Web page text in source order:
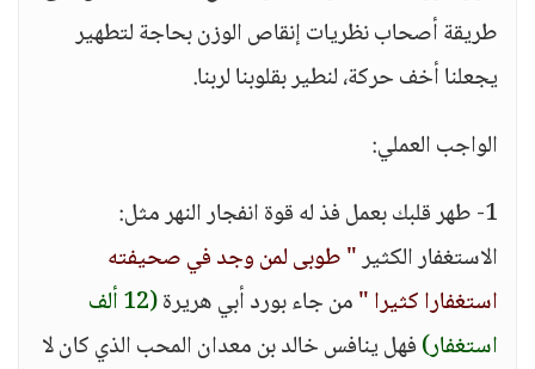
طريقة أصحاب نظريات إنقاص الوزن بحاجة لتطهير
يجعلنا أخف حركة، لنطير بقلوبنا لربنا.
الواجب العملي:
1- طهر قلبك بعمل فذ له قوة انفجار النهر مثل:
الاستغفار الكثير" طوبى لمن وجد في صحيفته
استغفارا كثيرا "من جاء بورد أبي هريرة
(12 ألف
استغفار)فهل ينافس خالد بن معدان المحب الذي كان لا